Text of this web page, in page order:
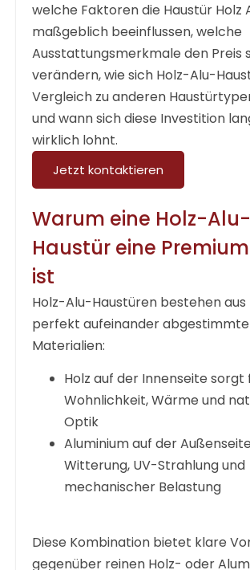
welche Faktoren die Haustür Holz
maßgeblich beeinflussen, welche
Ausstattungsmerkmale den Preis
verändern, wie sich Holz-Alu-
Vergleich zu anderen
und wann sich diese Investition
wirklich lohnt.
Jetzt kontaktieren
Warum eine Holz-Alu-
Haustür eine
ist
Holz-Alu-Haustüren bestehen aus
perfekt aufeinander
Materialien:
Holz auf der Innenseite sorgt
Wohnlichkeit, Wärme und
Optik
Aluminium auf der
Witterung, UV-Strahlung und
mechanischer Belastung
Diese Kombination bietet klare
gegenüber reinen Holz- oder